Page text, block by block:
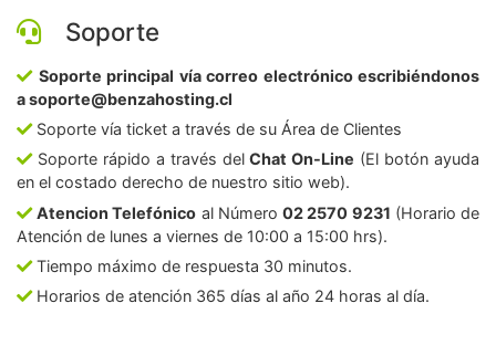
Soporte
Soporte principal vía correo electrónico escribiéndonos
a soporte@benzahosting.cl
Soporte vía ticket a través de su Área de Clientes
Soporte rápido a través delChat On-Line (El botón ayuda
en el costado derecho de nuestro sitio web).
Atencion Telefónico al Número02 2570 9231 (Horario de
Atención de lunes a viernes de 10:00 a 15:00 hrs).
Tiempo máximo de respuesta 30 minutos.
Horarios de atención 365 días al año 24 horas al día.